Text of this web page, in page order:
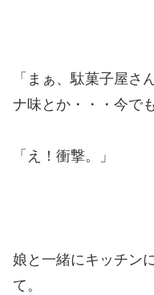
「まぁ、駄菓子屋さ
ナ味とか・・・今で
「え！衝撃。」
娘と一緒にキッチン
て。